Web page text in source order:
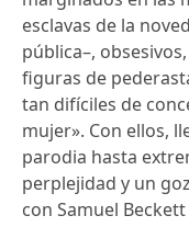
esclavas de la
pública–,
figuras de
tan difíciles de
mujer». Con ellos,
parodia hasta
perplejidad y un
con Samuel